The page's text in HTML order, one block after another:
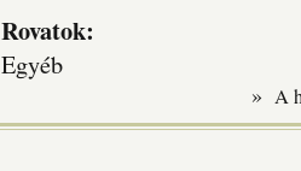
Rovatok:
Egyéb
» A